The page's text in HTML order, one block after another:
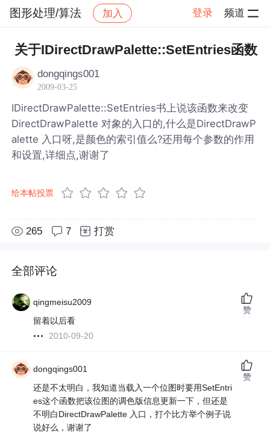
图形处理/算法 加入 登录 频道
社区 图形处理/算法
关于IDirectDrawPalette::SetEntries函数
dongqings001
2009-03-25
IDirectDrawPalette::SetEntries书上说该函数来改变
DirectDrawPalette 对象的入口的,什么是DirectDrawP
alette 入口呀,是颜色的索引值么?还用每个参数的作用
和设置,详细点,谢谢了
给本帖投票
265 7 打赏
全部评论
qingmeisu2009
留着以后看
2010-09-20
赞
dongqings001
还是不太明白，我知道当载入一个位图时要用SetEntri
es这个函数把该位图的调色版信息更新一下，但还是
不明白DirectDrawPalette 入口，打个比方举个例子说
说好么，谢谢了
赞